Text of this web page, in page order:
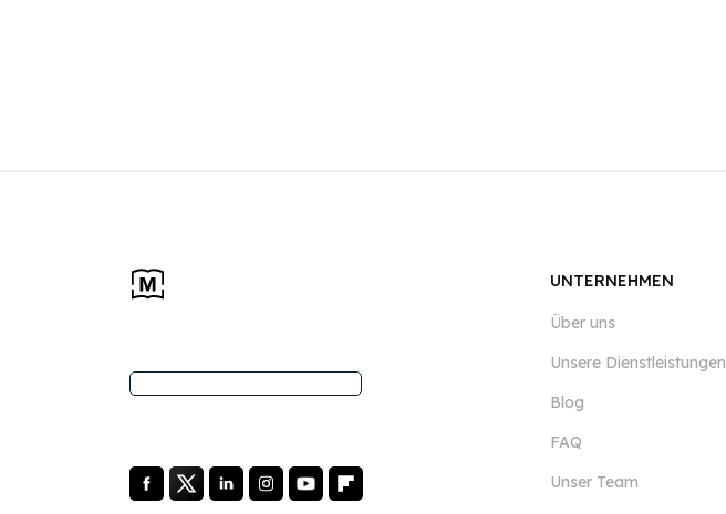
UNTERNEHMEN
Über uns
Unsere Dienstleistungen
Blog
FAQ
Unser Team